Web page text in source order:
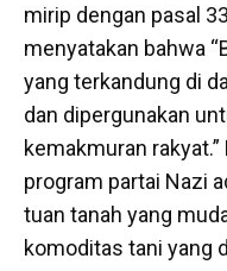
mirip dengan pasal
menyatakan bahwa
yang terkandung di
dan dipergunakan
kemakmuran
program partai Nazi
tuan tanah yang
komoditas tani yang